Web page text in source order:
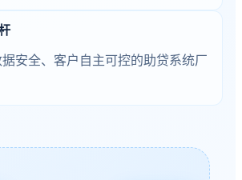
安全、客户自主可控的助贷系统厂